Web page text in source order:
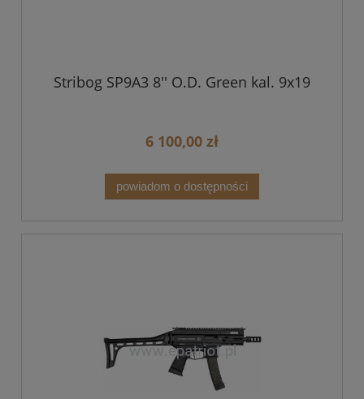
Stribog SP9A3 8'' O.D. Green kal. 9x19
6 100,00 zł
powiadom o dostępności